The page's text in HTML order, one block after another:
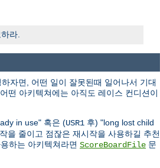
라.
자면, 어떤 일이 잘못된때 일어나서 기대
떤 아키텍쳐에는 아직도 레이스 컨디션이
in use" 혹은 (USR1 후) "long lost child
을 줄이고 점잖은 재시작을 사용하길 추천
하는 아키텍쳐라면 ScoreBoardFile 문